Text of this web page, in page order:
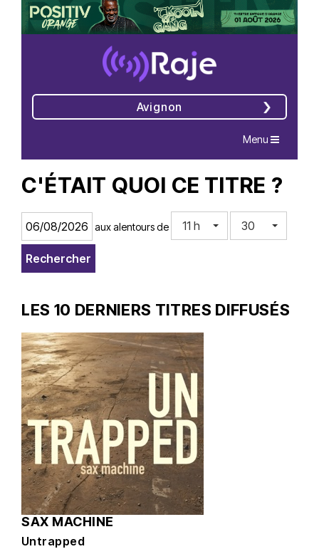
Avignon
Navigation
Menu
C'ÉTAIT QUOI CE TITRE ?
aux alentours de 11 h 30
LES 10 DERNIERS TITRES DIFFUSÉS
SAX MACHINE
Untrapped